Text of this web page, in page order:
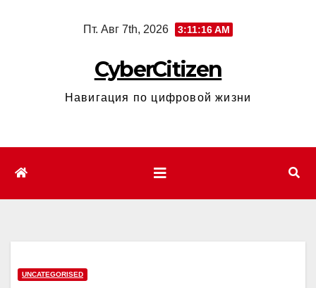
Пт. Авг 7th, 2026 3:11:17 AM
CyberCitizen
Навигация по цифровой жизни
UNCATEGORISED